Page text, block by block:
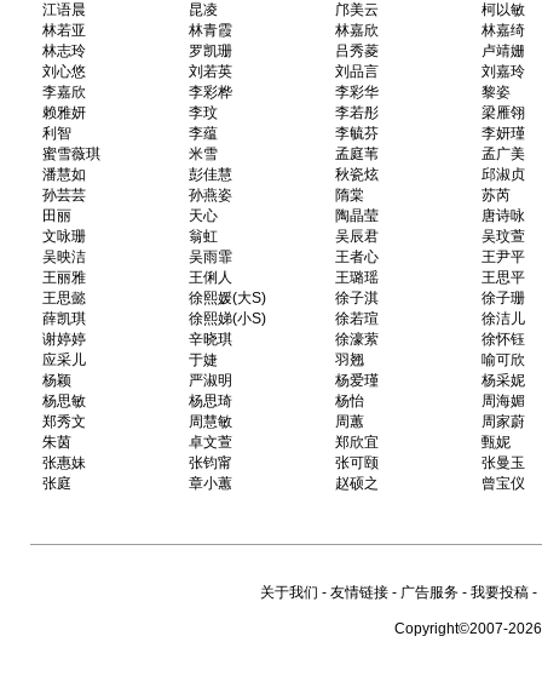
江语晨
昆凌 邝美云
柯以敏
林若亚
林青霞 林嘉欣
林嘉绮
林志玲
罗凯珊 吕秀菱
卢靖姗
刘心悠
刘若英 刘品言
刘嘉玲
李嘉欣
李彩桦 李彩华
黎姿
赖雅妍
李玟 李若彤
梁雁翎
利智
李蕴 李毓芬
李妍瑾
蜜雪薇琪
米雪 孟庭苇
孟广美
潘慧如
彭佳慧 秋瓷炫
邱淑贞
孙芸芸
孙燕姿 隋棠
苏芮
田丽
天心 陶晶莹
唐诗咏
文咏珊
翁虹 吴辰君
吴玟萱
吴映洁
吴雨霏 王者心
王尹平
王丽雅
王俐人 王璐瑶
王思平
王思懿
徐熙媛(大S) 徐子淇
徐子珊
薛凯琪
徐熙娣(小S) 徐若瑄
徐洁儿
谢婷婷
辛晓琪 徐濠萦
徐怀钰
应采儿
于婕 羽翘
喻可欣
杨颖
严淑明 杨爱瑾
杨采妮
杨思敏
杨思琦 杨怡
周海媚
郑秀文
周慧敏 周蕙
周家蔚
朱茵
卓文萱 郑欣宜
甄妮
张惠妹
张钧甯 张可颐
张曼玉
张庭
章小蕙 赵硕之 曾宝仪
关于我们 - 友情链接 - 广告服务 - 我要投稿 -
Copyright©2007-